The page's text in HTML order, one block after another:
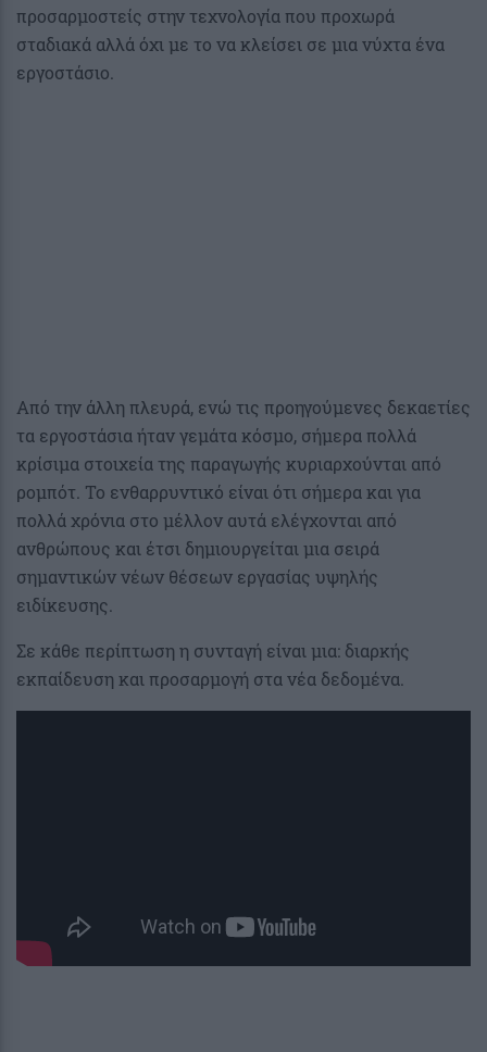
προσαρμοστείς στην τεχνολογία που προχωρά
σταδιακά αλλά όχι με το να κλείσει σε μια νύχτα ένα
εργοστάσιο.
Από την άλλη πλευρά, ενώ τις προηγούμενες δεκαετίες
τα εργοστάσια ήταν γεμάτα κόσμο, σήμερα πολλά
κρίσιμα στοιχεία της παραγωγής κυριαρχούνται από
ρομπότ. Το ενθαρρυντικό είναι ότι σήμερα και για
πολλά χρόνια στο μέλλον αυτά ελέγχονται από
ανθρώπους και έτσι δημιουργείται μια σειρά
σημαντικών νέων θέσεων εργασίας υψηλής
ειδίκευσης.
Σε κάθε περίπτωση η συνταγή είναι μια: διαρκής
εκπαίδευση και προσαρμογή στα νέα δεδομένα.